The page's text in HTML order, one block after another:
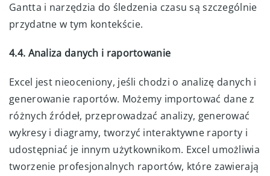
Gantta i narzędzia do śledzenia czasu są szczególnie
przydatne w tym kontekście.
4.4. Analiza danych i raportowanie
Excel jest nieoceniony, jeśli chodzi o analizę danych i
generowanie raportów. Możemy importować dane z
różnych źródeł, przeprowadzać analizy, generować
wykresy i diagramy, tworzyć interaktywne raporty i
udostępniać je innym użytkownikom. Excel umożliwia
tworzenie profesjonalnych raportów, które zawierają